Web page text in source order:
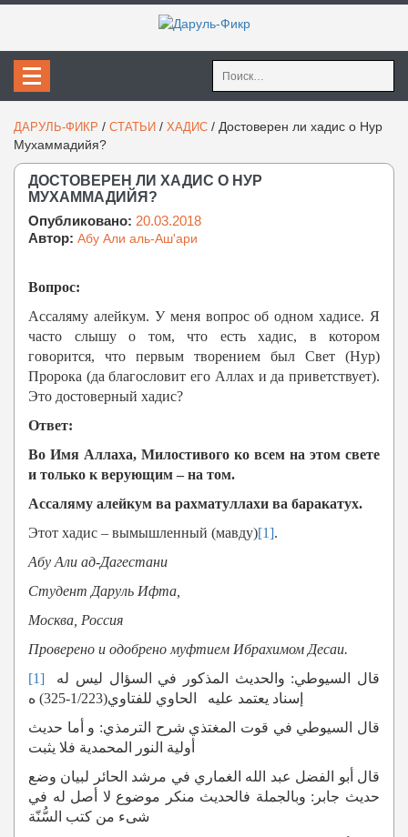
Найти:
ДАРУЛЬ-ФИКР / СТАТЬИ / ХАДИС / Достоверен ли хадис о Нур
Мухаммадийя?
ДОСТОВЕРЕН ЛИ ХАДИС О НУР
МУХАММАДИЙЯ?
Опубликовано: 20.03.2018
Автор: Абу Али аль-Аш'ари
Вопрос:
Ассаляму алейкум. У меня вопрос об одном хадисе. Я
часто слышу о том, что есть хадис, в котором
говорится, что первым творением был Свет (Нур)
Пророка (да благословит его Аллах и да приветствует).
Это достоверный хадис?
Ответ:
Во Имя Аллаха, Милостивого ко всем на этом свете
и только к верующим – на том.
Ассаляму алейкум ва рахматуллахи ва баракатух.
Этот хадис – вымышленный (мавду)[1].
Абу Али ад-Дагестани
Студент Даруль Ифта,
Москва, Россия
Проверено и одобрено муфтием Ибрахимом Десаи.
[1]
إسناد يعتمد عليه الحاوي للفتاوي(1/223-325) ه
قال السيوطي في قوت المغتذي شرح الترمذي: و أما حديث
أولية النور المحمدية فلا يثبت
قال أبو الفضل عبد الله الغماري في مرشد الحائر لبيان وضع
حديث جابر: وبالجملة فالحديث منكر موضوع لا أصل له في
شىء من كتب السُّنّة